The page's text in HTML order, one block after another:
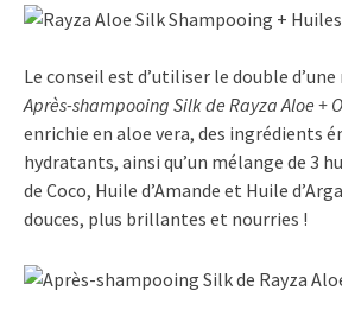
Le conseil est d’utiliser le double
Après-shampooing Silk de Rayza Aloe +
enrichie en aloe vera, des ingrédients
hydratants, ainsi qu’un mélange de 3
de Coco, Huile d’Amande et Huile
douces, plus brillantes et nourries !